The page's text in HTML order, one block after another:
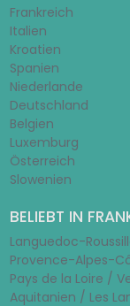
Frankreich
Italien
Kroatien
Spanien
Niederlande
Deutschland
Belgien
Luxemburg
Österreich
Slowenien
BELIEBT IN
Languedoc-
Provence-Alpes-
Pays de la Loire /
Aquitanien / Les